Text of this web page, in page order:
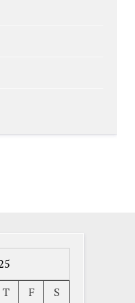
T F S